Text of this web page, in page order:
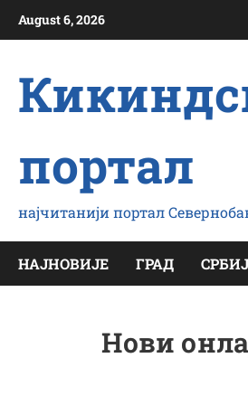
August 6, 2026
портал
најчитанији портал
НАЈНОВИЈЕ ГРАД
Нови